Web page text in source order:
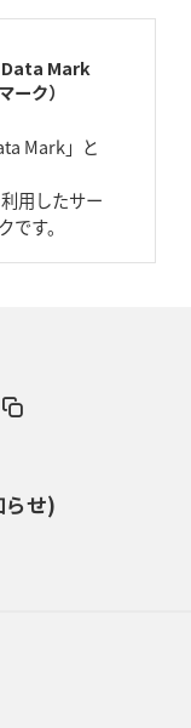
ド丸ごと計測機器」の
ランドのフレア（閃
Mark
ーク）
Mark」と
用したサー
す。
らせ)